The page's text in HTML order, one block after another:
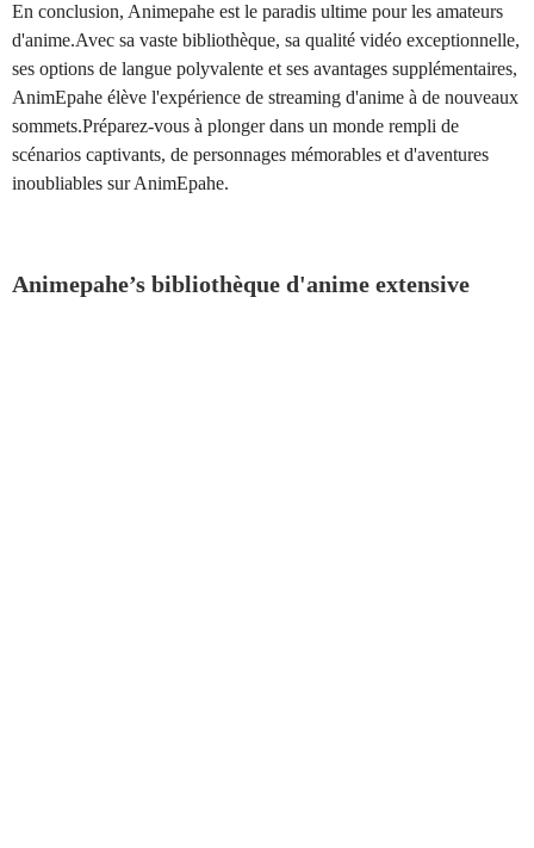
En conclusion, Animepahe est le paradis ultime pour les amateurs
d'anime.Avec sa vaste bibliothèque, sa qualité vidéo exceptionnelle,
ses options de langue polyvalente et ses avantages supplémentaires,
AnimEpahe élève l'expérience de streaming d'anime à de nouveaux
sommets.Préparez-vous à plonger dans un monde rempli de
scénarios captivants, de personnages mémorables et d'aventures
inoubliables sur AnimEpahe.
Animepahe’s bibliothèque d'anime extensive